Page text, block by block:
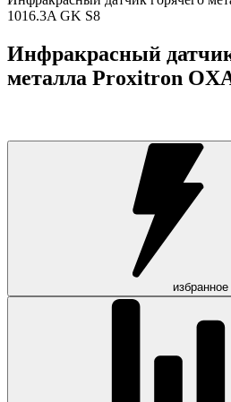
1016.3A GK S8
Инфракрасный
металла Proxitron
избранное